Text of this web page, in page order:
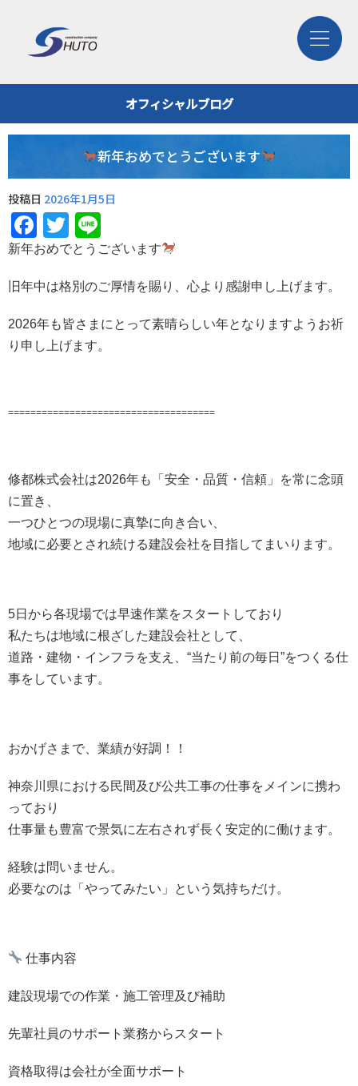
オフィシャルブログ
新年おめでとうございます
投稿日 2026年1月5日
Facebook
Twitter
新年おめでとうございます
旧年中は格別のご厚情を賜り、心より感謝申し上げます。
2026年も皆さまにとって素晴らしい年となりますようお祈
り申し上げます。
=====================================
修都株式会社は2026年も「安全・品質・信頼」を常に念頭
に置き、
一つひとつの現場に真摯に向き合い、
地域に必要とされ続ける建設会社を目指してまいります。
5日から各現場では早速作業をスタートしており
私たちは地域に根ざした建設会社として、
道路・建物・インフラを支え、“当たり前の毎日”をつくる仕
事をしています。
おかげさまで、業績が好調！！
神奈川県における民間及び公共工事の仕事をメインに携わ
っており
仕事量も豊富で景気に左右されず長く安定的に働けます。
経験は問いません。
必要なのは「やってみたい」という気持ちだけ。
仕事内容
建設現場での作業・施工管理及び補助
先輩社員のサポート業務からスタート
資格取得は会社が全面サポート